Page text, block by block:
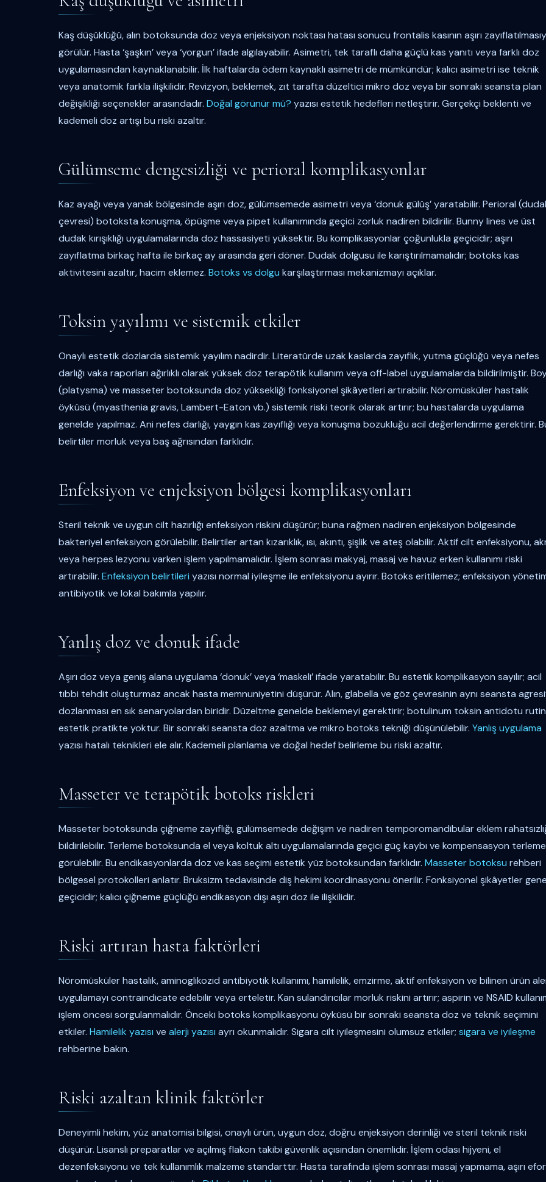
Kaş düşüklüğü, alın botoksunda doz veya enjeksiyon noktası hatası sonucu frontalis kasının aşırı
görülür. Hasta ‘şaşkın’ veya ‘yorgun’ ifade algılayabilir. Asimetri, tek taraflı daha güçlü kas yanıtı veya farklı doz
uygulamasından kaynaklanabilir. İlk haftalarda ödem kaynaklı asimetri de mümkündür; kalıcı asimetri ise teknik
veya anatomik farkla ilişkilidir. Revizyon, beklemek, zıt tarafta düzeltici mikro doz veya bir sonraki seansta plan
değişikliği seçenekler arasındadır. Doğal görünür mü? yazısı estetik hedefleri netleştirir. Gerçekçi beklenti ve
kademeli doz artışı bu riski azaltır.
Gülümseme dengesizliği ve perioral komplikasyonlar
Kaz ayağı veya yanak bölgesinde aşırı doz, gülümsemede asimetri veya ‘donuk gülüş’ yaratabilir. Perioral
çevresi) botoksta konuşma, öpüşme veya pipet kullanımında geçici zorluk nadiren bildirilir. Bunny lines ve üst
dudak kırışıklığı uygulamalarında doz hassasiyeti yüksektir. Bu komplikasyonlar çoğunlukla geçicidir; aşırı
zayıflatma birkaç hafta ile birkaç ay arasında geri döner. Dudak dolgusu ile karıştırılmamalıdır; botoks kas
aktivitesini azaltır, hacim eklemez. Botoks vs dolgu karşılaştırması mekanizmayı açıklar.
Toksin yayılımı ve sistemik etkiler
Onaylı estetik dozlarda sistemik yayılım nadirdir. Literatürde uzak kaslarda zayıflık, yutma güçlüğü veya nefes
darlığı vaka raporları ağırlıklı olarak yüksek doz terapötik kullanım veya off-label uygulamalarda bildirilmiştir.
(platysma) ve masseter botoksunda doz yüksekliği fonksiyonel şikâyetleri artırabilir. Nöromüsküler hastalık
öyküsü (myasthenia gravis, Lambert-Eaton vb.) sistemik riski teorik olarak artırır; bu hastalarda uygulama
genelde yapılmaz. Ani nefes darlığı, yaygın kas zayıflığı veya konuşma bozukluğu acil değerlendirme gerektirir.
belirtiler morluk veya baş ağrısından farklıdır.
Enfeksiyon ve enjeksiyon bölgesi komplikasyonları
Steril teknik ve uygun cilt hazırlığı enfeksiyon riskini düşürür; buna rağmen nadiren enjeksiyon bölgesinde
bakteriyel enfeksiyon görülebilir. Belirtiler artan kızarıklık, ısı, akıntı, şişlik ve ateş olabilir. Aktif cilt enfeksiyonu,
veya herpes lezyonu varken işlem yapılmamalıdır. İşlem sonrası makyaj, masaj ve havuz erken kullanımı riski
artırabilir. Enfeksiyon belirtileri yazısı normal iyileşme ile enfeksiyonu ayırır. Botoks eritilemez; enfeksiyon
antibiyotik ve lokal bakımla yapılır.
Yanlış doz ve donuk ifade
Aşırı doz veya geniş alana uygulama ‘donuk’ veya ‘maskeli’ ifade yaratabilir. Bu estetik komplikasyon sayılır; acil
tıbbi tehdit oluşturmaz ancak hasta memnuniyetini düşürür. Alın, glabella ve göz çevresinin aynı seansta
dozlanması en sık senaryolardan biridir. Düzeltme genelde beklemeyi gerektirir; botulinum toksin antidotu rutin
estetik pratikte yoktur. Bir sonraki seansta doz azaltma ve mikro botoks tekniği düşünülebilir. Yanlış uygulama
yazısı hatalı teknikleri ele alır. Kademeli planlama ve doğal hedef belirleme bu riski azaltır.
Masseter ve terapötik botoks riskleri
Masseter botoksunda çiğneme zayıflığı, gülümsemede değişim ve nadiren temporomandibular eklem
bildirilebilir. Terleme botoksunda el veya koltuk altı uygulamalarında geçici güç kaybı ve kompensasyon
görülebilir. Bu endikasyonlarda doz ve kas seçimi estetik yüz botoksundan farklıdır. Masseter botoksu rehberi
bölgesel protokolleri anlatır. Bruksizm tedavisinde diş hekimi koordinasyonu önerilir. Fonksiyonel şikâyetler
geçicidir; kalıcı çiğneme güçlüğü endikasyon dışı aşırı doz ile ilişkilidir.
Riski artıran hasta faktörleri
Nöromüsküler hastalık, aminoglikozid antibiyotik kullanımı, hamilelik, emzirme, aktif enfeksiyon ve bilinen ürün
uygulamayı contraindicate edebilir veya erteletir. Kan sulandırıcılar morluk riskini artırır; aspirin ve NSAID
işlem öncesi sorgulanmalıdır. Önceki botoks komplikasyonu öyküsü bir sonraki seansta doz ve teknik seçimini
etkiler. Hamilelik yazısı ve alerji yazısı ayrı okunmalıdır. Sigara cilt iyileşmesini olumsuz etkiler; sigara ve iyileşme
rehberine bakın.
Riski azaltan klinik faktörler
Deneyimli hekim, yüz anatomisi bilgisi, onaylı ürün, uygun doz, doğru enjeksiyon derinliği ve steril teknik riski
düşürür. Lisanslı preparatlar ve açılmış flakon takibi güvenlik açısından önemlidir. İşlem odası hijyeni, el
dezenfeksiyonu ve tek kullanımlık malzeme standarttır. Hasta tarafında işlem sonrası masaj yapmama, aşırı